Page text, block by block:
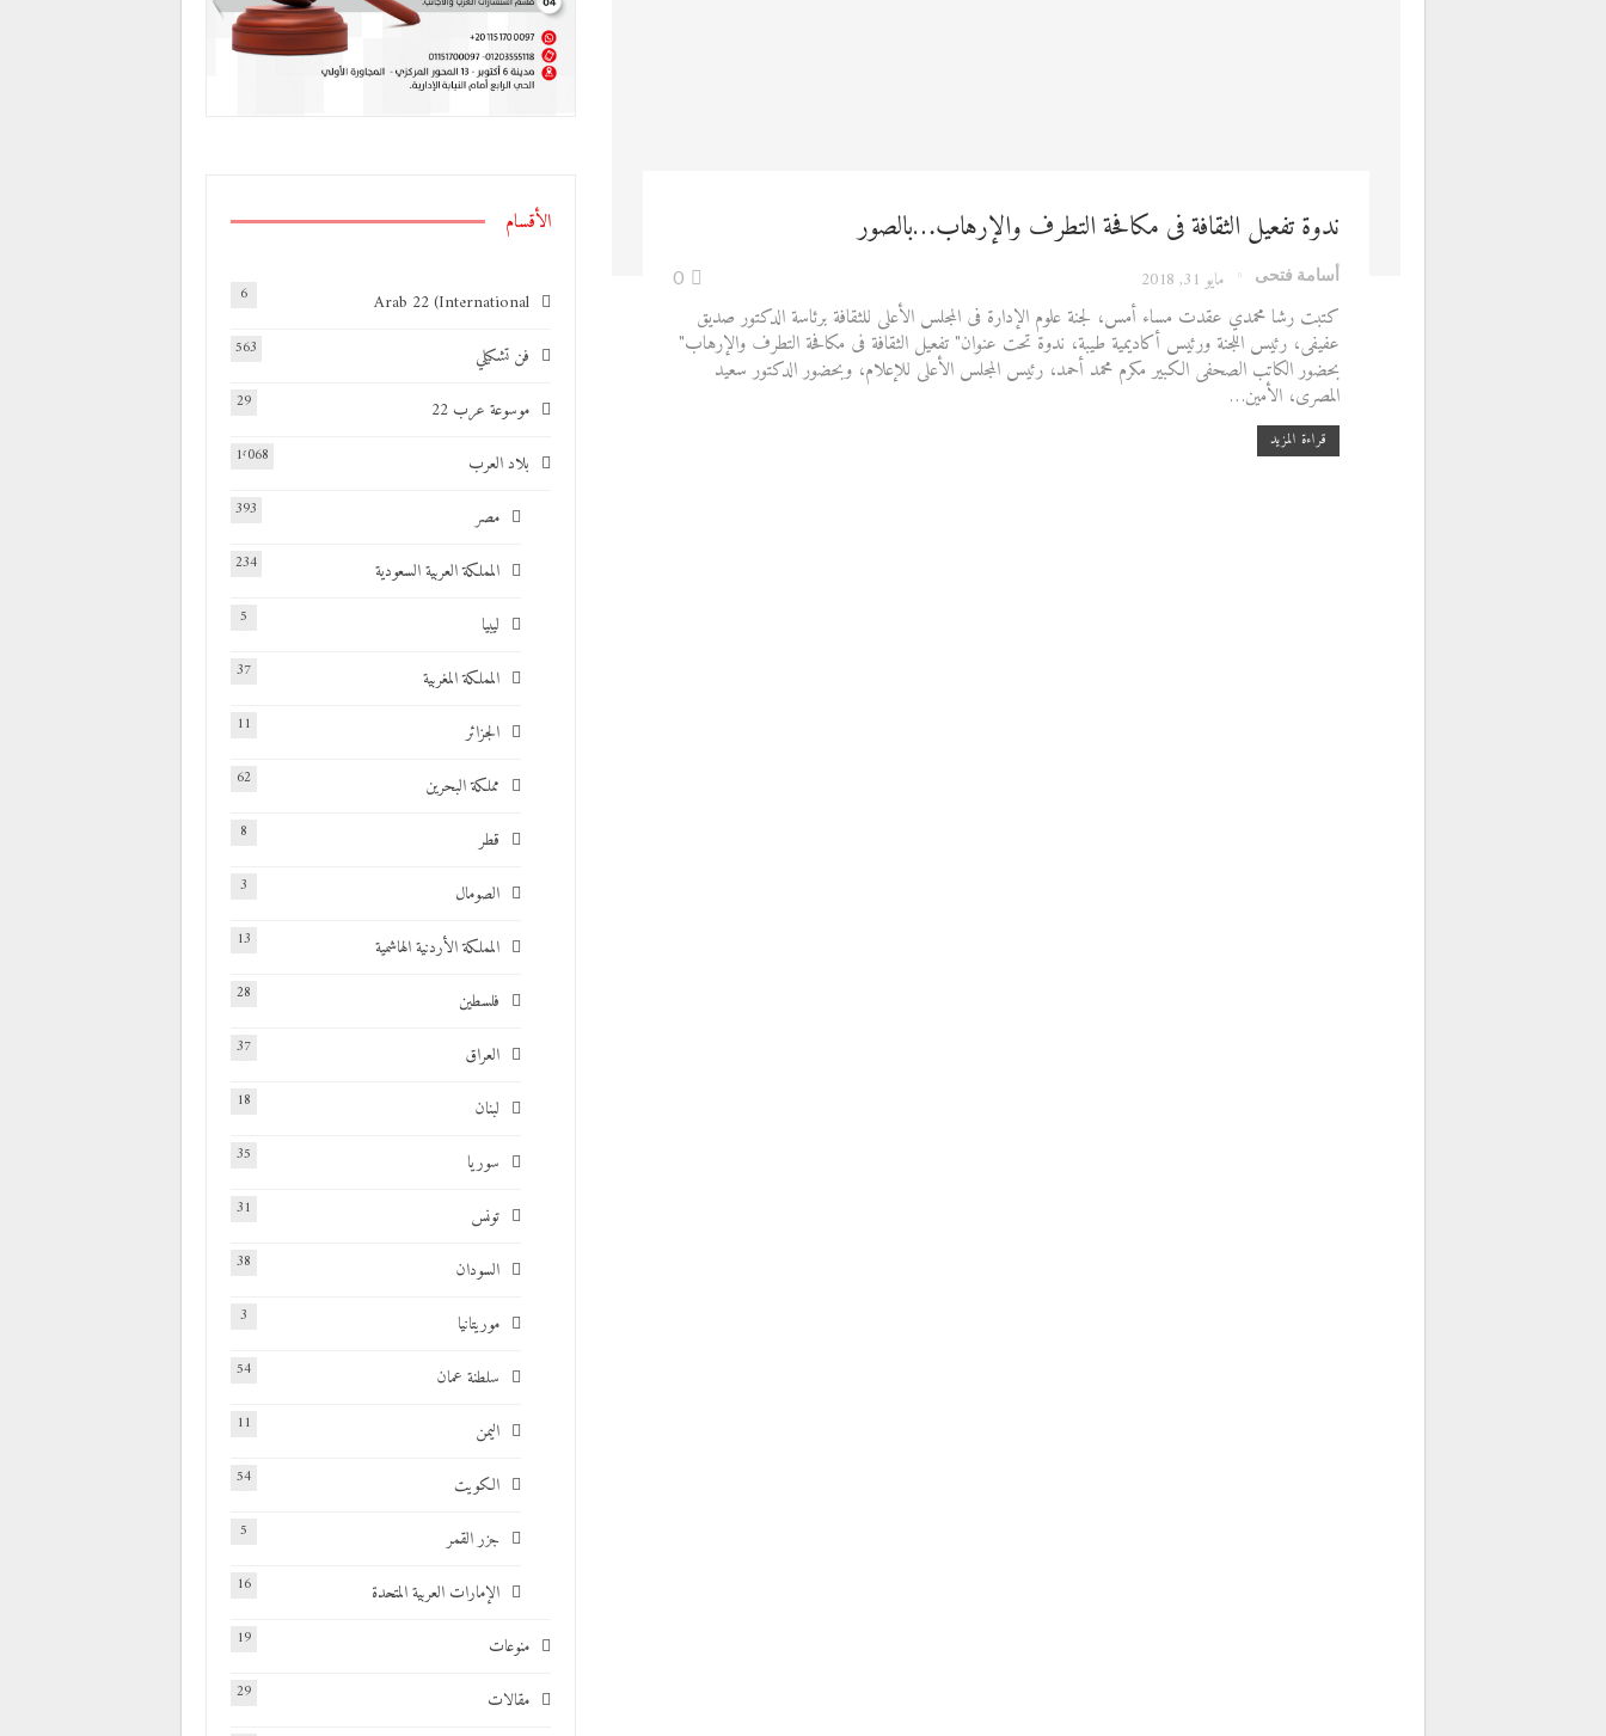
ندوة تفعيل الثقافة فى مكافحة التطرف والإرهاب…بالصور
أسامة فتحى مايو 31, 2018
كتبت رشا محمدي عقدت مساء أمس، لجنة علوم الإدارة فى المجلس الأعلى للثقافة برئاسة الدكتور صديق
عفيفى، رئيس اللجنة ورئيس أكاديمية طيبة، ندوة تحت عنوان" تفعيل الثقافة فى مكافحة التطرف والإرهاب"
بحضور الكاتب الصحفى الكبير مكرم محمد أحمد، رئيس المجلس الأعلى للإعلام، وبحضور الدكتور سعيد
المصرى، الأمين…
قراءة المزيد
الأقسام
Arab 22 (International
6
فن تشكيلي 563
موسوعة عرب 22 29
بلاد العرب 1٬068
مصر 393
المملكة العربية السعودية 234
ليبيا 5
المملكة المغربية 37
الجزائر 11
مملكة البحرين 62
قطر 8
الصومال 3
المملكة الأردنية الهاشمية 13
فلسطين 28
العراق 37
لبنان 18
سوريا 35
تونس 31
السودان 38
موريتانيا 3
سلطنة عمان 54
اليمن 11
الكويت 54
جزر القمر 5
الإمارات العربية المتحدة 16
منوعات 19
مقالات 29